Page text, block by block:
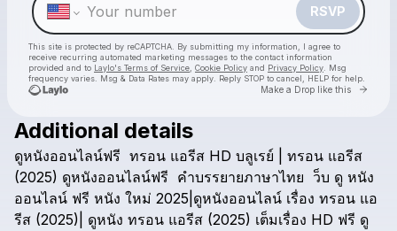
RSVP
This site is protected by reCAPTCHA. By submitting my information, I agree to
receive recurring automated marketing messages to the contact information
provided and to Laylo's Terms of Service Cookie Policy and Privacy Policy . Msg
frequency varies. Msg & Data Rates may apply. Reply STOP to cancel, HELP for help.
Make a Drop like this Go
+ดูหนังฟรี ทรอน: แอรีส (2025) เต็มเรื่อง พากย์ไทย/ซับไทย 🇭 ดูฟรี
Check your texts
Additional details
ดูหนังออนไลน์ฟรี ทรอน แอรีส HD บลูเรย์ ทรอน แอรีส
(2025) ดูหนังออนไลน์ฟรี คำบรรยายภาษาไทย ว็บ ดู หนัง
ออนไลน์ ฟรี หนัง ใหม่ 2025|ดูหนังออนไลน์ เรื่อง ทรอน แอ
รีส (2025)| ดูหนัง ทรอน แอรีส (2025) เต็มเรื่อง HD ฟรี ดู